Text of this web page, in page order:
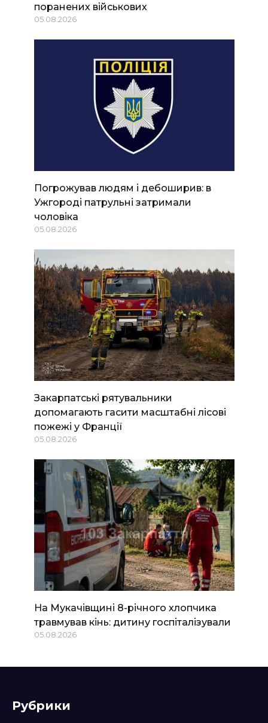
поранених військових
05.08.2026
Погрожував людям і дебоширив: в
Ужгороді патрульні затримали
чоловіка
05.08.2026
Закарпатські рятувальники
допомагають гасити масштабні лісові
пожежі у Франції
05.08.2026
На Мукачівщині 8-річного хлопчика
травмував кінь: дитину госпіталізували
05.08.2026
Рубрики